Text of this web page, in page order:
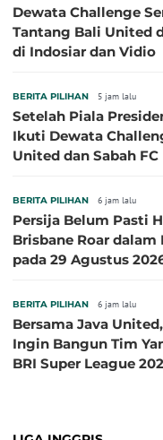
Dewata Challenge
Tantang Bali United
di Indosiar dan Vidio
BERITA PILIHAN 5 jam lalu
Setelah Piala
Ikuti Dewata
United dan Sabah FC
BERITA PILIHAN 6 jam lalu
Persija Belum Pasti
Brisbane Roar dalam
pada 29 Agustus
BERITA PILIHAN 6 jam lalu
Bersama Java
Ingin Bangun Tim
BRI Super League